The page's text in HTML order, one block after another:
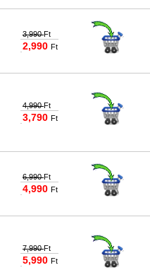
3,990Ft
2,990 Ft
4,990Ft
3,790 Ft
6,990Ft
4,990 Ft
7,990Ft
5,990 Ft